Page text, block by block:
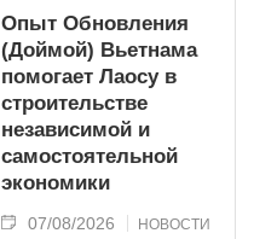
Опыт Обновления
(Доймой) Вьетнама
помогает Лаосу в
строительстве
независимой и
самостоятельной
экономики
07/08/2026 НОВОСТИ